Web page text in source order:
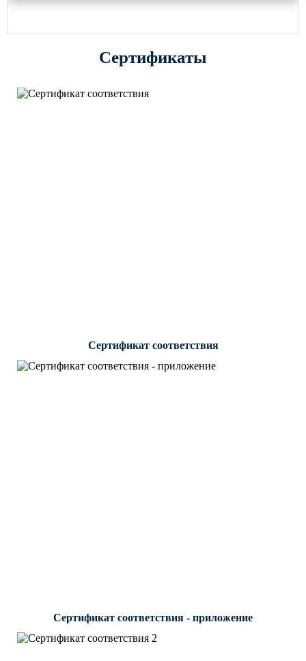
Сертификаты
Сертификат соответствия
Сертификат соответствия - приложение